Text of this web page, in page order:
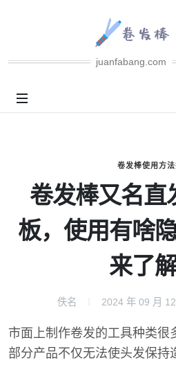
juanfabang.com
卷发棒使用方
卷发棒又名直
板，使用有啥
来了
佚名 2024 年 09 月 12
市面上制作卷发的工具种类很
部分产品不仅无法使头发保持